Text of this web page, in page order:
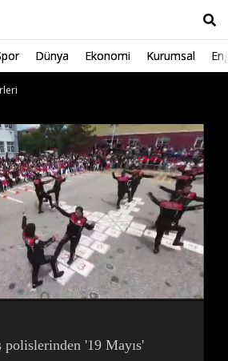
Dünya Ekonomi Kurumsal
Toplam
Süre Yüklendi :
0%
Yükleniyor :
0%
polislerinden '19 Mayıs'